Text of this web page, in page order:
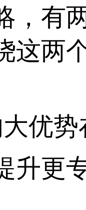
，有
这两
优
升更